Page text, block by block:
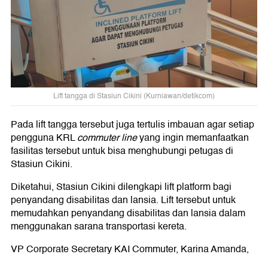
Lift tangga di Stasiun Cikini (Kurniawan/detikcom)
Pada lift tangga tersebut juga tertulis imbauan agar setiap
pengguna KRLcommuter lineyang ingin memanfaatkan
fasilitas tersebut untuk bisa menghubungi petugas di
Stasiun Cikini.
Diketahui, Stasiun Cikini dilengkapi lift platform bagi
penyandang disabilitas dan lansia. Lift tersebut untuk
memudahkan penyandang disabilitas dan lansia dalam
menggunakan sarana transportasi kereta.
VP Corporate Secretary KAI Commuter, Karina Amanda,